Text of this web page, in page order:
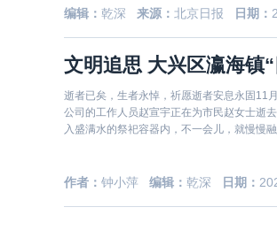
编辑： 乾深 来源： 北京日报 日期：
文明追思 大兴区瀛海镇
逝者已矣，生者永悼，祈愿逝者安息永固11
公司的工作人员赵宣宇正在为市民赵女士逝
入盛满水的祭祀容器内，不一会儿，就慢慢融化
作者： 钟小萍 编辑： 乾深 日期：